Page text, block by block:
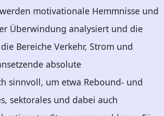
motivationale Hemmnisse und
Überwindung analysiert und die
Bereiche Verkehr, Strom und
absolute
sinnvoll, um etwa Rebound- und
sektorales und dabei auch